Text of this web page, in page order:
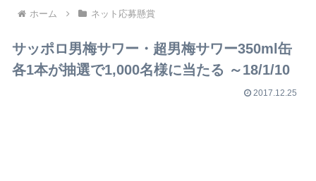
ホーム ネット応募懸賞
サッポロ男梅サワー・超男梅サワー350ml缶
各1本が抽選で1,000名様に当たる ～18/1/10
2017.12.25